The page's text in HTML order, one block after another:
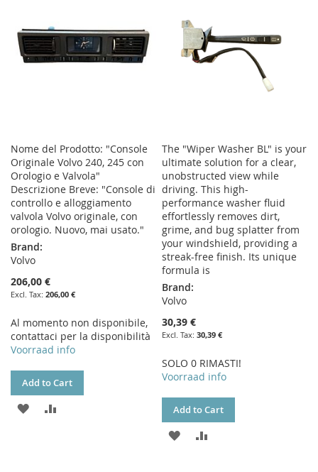
Nome del Prodotto: "Console
Originale Volvo 240, 245 con
Orologio e Valvola"
Descrizione Breve: "Console di
controllo e alloggiamento
valvola Volvo originale, con
orologio. Nuovo, mai usato."
Brand:
Volvo
206,00 €
206,00 €
Al momento non disponibile,
contattaci per la disponibilità
Voorraad info
Add to Cart
ADD
The "Wiper Washer BL" is your
ultimate solution for a clear,
unobstructed view while
driving. This high-
performance washer fluid
effortlessly removes dirt,
grime, and bug splatter from
your windshield, providing a
streak-free finish. Its unique
formula is
Brand:
Volvo
30,39 €
30,39 €
SOLO 0 RIMASTI!
Voorraad info
Add to Cart
ADD